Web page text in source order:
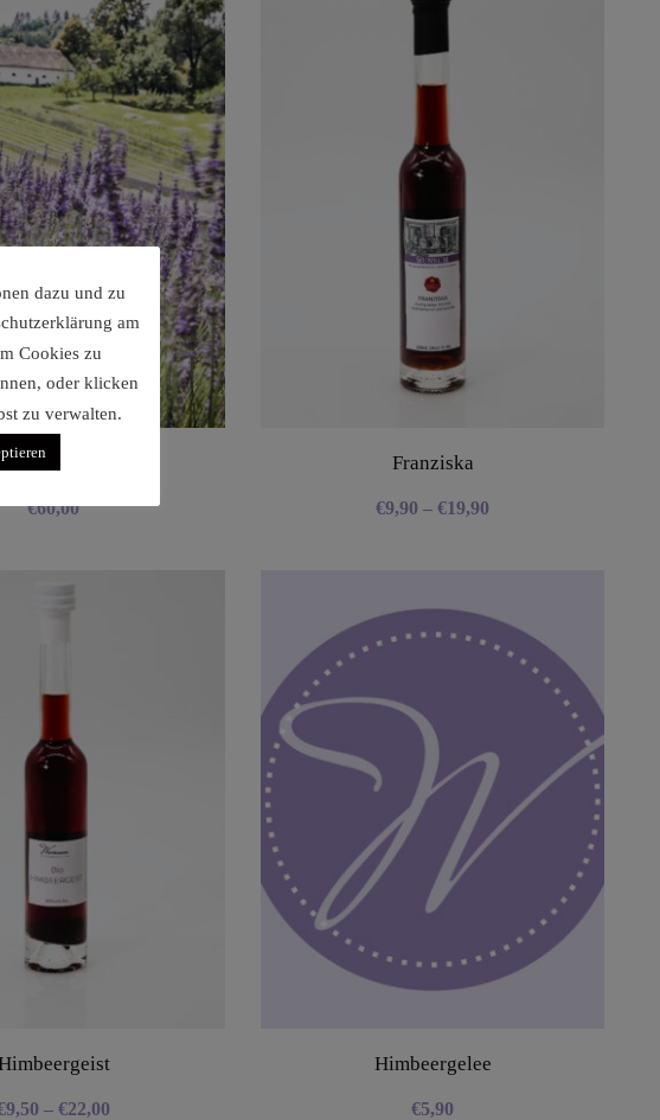
€60,00
Franziska
€9,90 – €19,90
9,50 – €22,00
Himbeergelee
€5,90
dazu und zu
am
Cookies zu
oder klicken
zu verwalten.